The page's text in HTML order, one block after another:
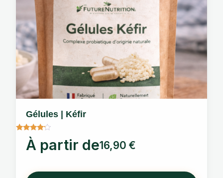
Gélules | Kéfir
Note
sur 5
À partir de16,90 €
produit
a
plusieurs
variations.
Les
options
peuvent
être
sur
la
page